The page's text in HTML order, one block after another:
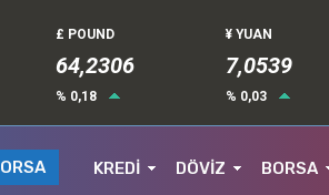
£ POUND
64,2306
% 0,18
¥ YUAN
7,0539
% 0,03
KREDİ DÖVİZ BORSA